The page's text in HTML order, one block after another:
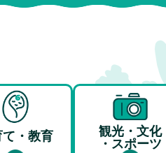
・教育
観光・文化
・スポーツ